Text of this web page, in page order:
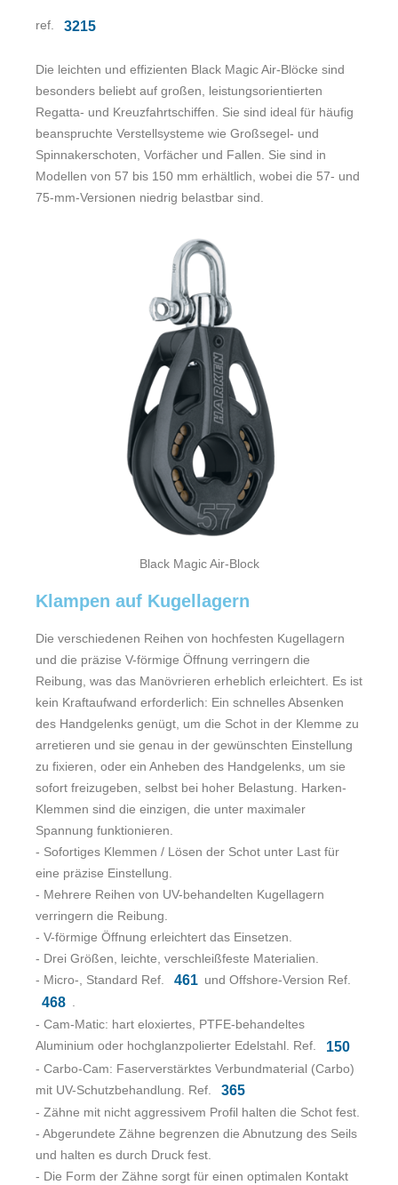
ref. 3215
Die leichten und effizienten Black Magic Air-Blöcke sind
besonders beliebt auf großen, leistungsorientierten
Regatta- und Kreuzfahrtschiffen. Sie sind ideal für häufig
beanspruchte Verstellsysteme wie Großsegel- und
Spinnakerschoten, Vorfächer und Fallen. Sie sind in
Modellen von 57 bis 150 mm erhältlich, wobei die 57- und
75-mm-Versionen niedrig belastbar sind.
Black Magic Air-Block
Klampen auf Kugellagern
Die verschiedenen Reihen von hochfesten Kugellagern
und die präzise V-förmige Öffnung verringern die
Reibung, was das Manövrieren erheblich erleichtert. Es ist
kein Kraftaufwand erforderlich: Ein schnelles Absenken
des Handgelenks genügt, um die Schot in der Klemme zu
arretieren und sie genau in der gewünschten Einstellung
zu fixieren, oder ein Anheben des Handgelenks, um sie
sofort freizugeben, selbst bei hoher Belastung. Harken-
Klemmen sind die einzigen, die unter maximaler
Spannung funktionieren.
- Sofortiges Klemmen / Lösen der Schot unter Last für
eine präzise Einstellung.
- Mehrere Reihen von UV-behandelten Kugellagern
verringern die Reibung.
- V-förmige Öffnung erleichtert das Einsetzen.
- Drei Größen, leichte, verschleißfeste Materialien.
- Micro-, Standard Ref.
461 und Offshore-Version Ref.
468
- Cam-Matic: hart eloxiertes, PTFE-behandeltes
Aluminium oder hochglanzpolierter Edelstahl. Ref.
150
- Carbo-Cam: Faserverstärktes Verbundmaterial (Carbo)
mit UV-Schutzbehandlung. Ref.
365
- Zähne mit nicht aggressivem Profil halten die Schot fest.
- Abgerundete Zähne begrenzen die Abnutzung des Seils
und halten es durch Druck fest.
- Die Form der Zähne sorgt für einen optimalen Kontakt